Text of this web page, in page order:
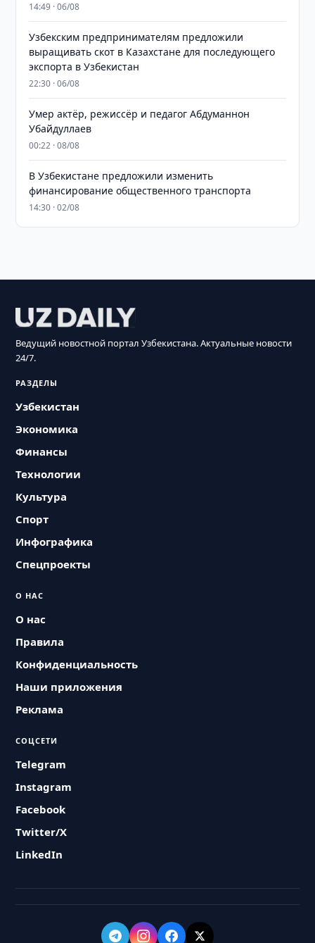
14:49 · 06/08
Узбекским предпринимателям предложили
выращивать скот в Казахстане для последующего
экспорта в Узбекистан
22:30 · 06/08
Умер актёр, режиссёр и педагог Абдуманнон
Убайдуллаев
00:22 · 08/08
В Узбекистане предложили изменить
финансирование общественного транспорта
14:30 · 02/08
Ведущий новостной портал Узбекистана. Актуальные новости
24/7.
РАЗДЕЛЫ
Узбекистан
Экономика
Финансы
Технологии
Культура
Спорт
Инфографика
Спецпроекты
О НАС
О нас
Правила
Конфиденциальность
Наши приложения
Реклама
СОЦСЕТИ
Telegram
Instagram
Facebook
Twitter/X
LinkedIn